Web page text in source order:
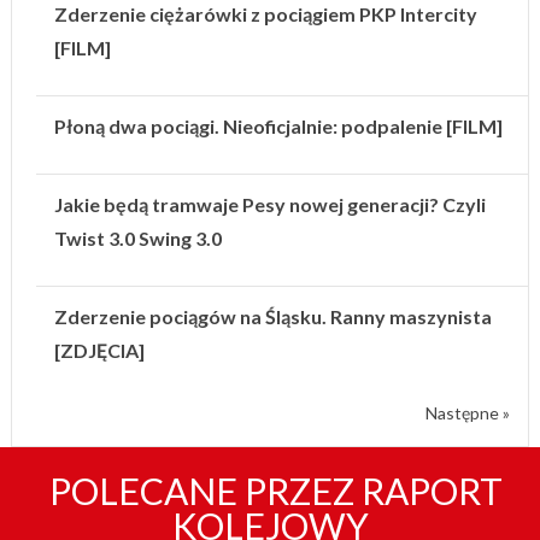
Zderzenie ciężarówki z pociągiem PKP Intercity
[FILM]
Płoną dwa pociągi. Nieoficjalnie: podpalenie [FILM]
Jakie będą tramwaje Pesy nowej generacji? Czyli
Twist 3.0 Swing 3.0
Zderzenie pociągów na Śląsku. Ranny maszynista
[ZDJĘCIA]
Następne »
POLECANE PRZEZ RAPORT
KOLEJOWY